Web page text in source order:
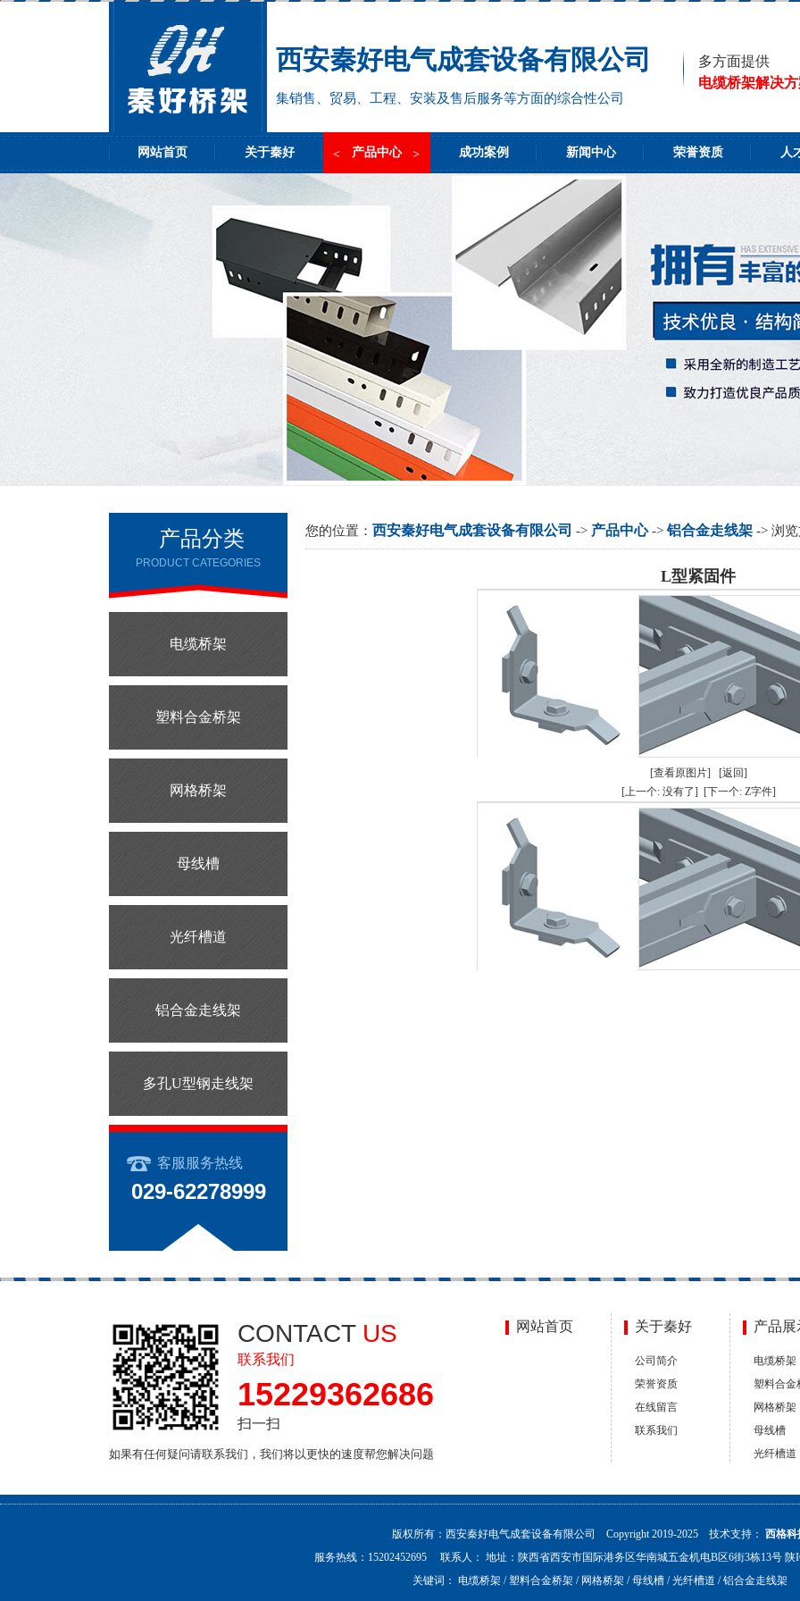
西安秦好电气成套设备有限公司
集销售、贸易、工程、安装及售后服务等方面的综合性公司
多方面提供
电缆桥架解决
网站首页 关于秦好 产品中心 成功案例 新闻中心 荣誉资质 人
产品分类
PRODUCT CATEGORIES
电缆桥架
塑料合金桥架
网格桥架
母线槽
光纤槽道
铝合金走线架
多孔U型钢走线架
客服服务热线
029-62278999
您的位置： 西安秦好电气成套设备有限公司 -> 产品中心->铝合金走线架 -> 浏
L型紧固件
[查看原图片]
[返回]
[上一个: 没有了] [下一个: Z字件]
CONTACT US
联系我们
15229362686
扫一扫
如果有任何疑问请联系我们，我们将以更快的速度帮您解决问题
网站首页 关于秦好
公司简介
荣誉资质
在线留言
联系我们
产品展
电缆桥架
塑料合金
网格桥架
母线槽
光纤槽道
版权所有：西安秦好电气成套设备有限公司 Copyright 2019-2025 技术支持： 西格科
服务热线：15202452695 联系人： 地址：陕西省西安市国际港务区华南城五金机电B区6街3栋13号 陕
关键词： 电缆桥架 /塑料合金桥架 / 网格桥架 /母线槽 /光纤槽道 /铝合金走线架